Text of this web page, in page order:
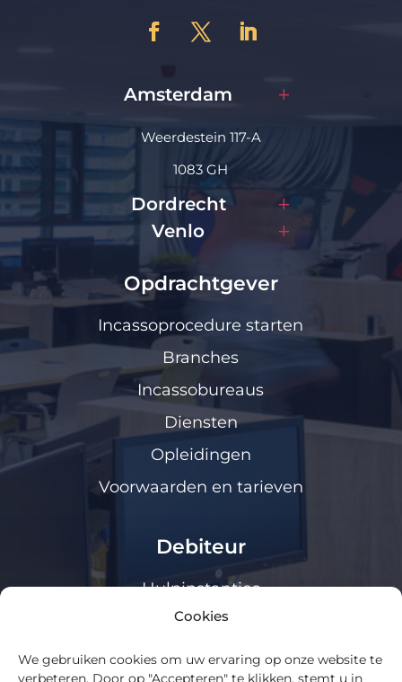
Cookies
We gebruiken cookies om uw ervaring op onze website te
verbeteren. Door op "Accepteren" te klikken, stemt u in
Amsterdam
Weerdestein 117-A
1083 GH
Dordrecht
Venlo
Opdrachtgever
Incassoprocedure starten
Branches
Incassobureaus
Diensten
Opleidingen
Voorwaarden en tarieven
Debiteur
Hulpinstanties
Klanten loket